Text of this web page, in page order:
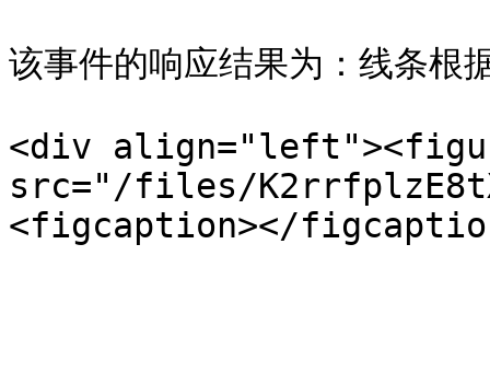
该事件的响应结果为：线条根
<div
src="/files/